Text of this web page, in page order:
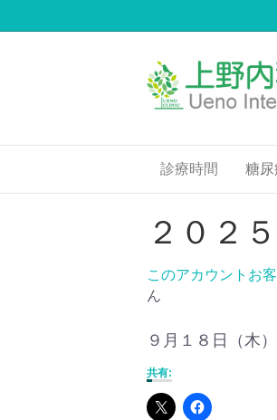
診療時間 糖尿
２０２
このアカウントお
ん
９月１８日（木
共有: